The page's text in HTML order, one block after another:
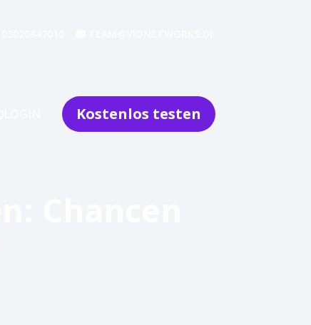
Kostenlos testen